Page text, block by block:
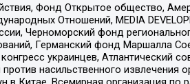
Фонд Открытое общество,
Отношений, MEDIA
Черноморский фонд
Германский фонд Маршалла
украинцев, Атлантический
насильственного извлечения